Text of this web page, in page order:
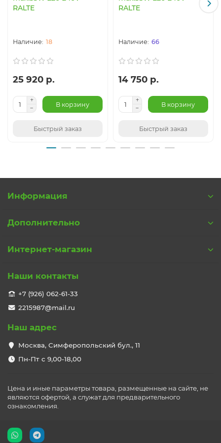
RALTE
18
25 920 р.
В корзину
Быстрый заказ
RALTE
66
14 750 р.
В корзину
Быстрый заказ
Информация
Дополнительно
Интернет-магазин
Наши контакты
+7 (926) 062-61-33
2215987@mail.ru
Наш адрес
Москва, Симферопольский бул., 11
Пн-Пт с 9,00-18,00
Цена и иные параметры товара, размещенные на сайте, не
являются офертой, а служат для предварительного
ознакомления.